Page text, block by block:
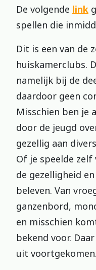
De volgende link
spellen die
Dit is een van de
huiskamerclubs.
namelijk bij de
daardoor geen
Misschien ben je
door de jeugd
gezellig aan
Of je speelde zelf
de gezelligheid
beleven. Van
ganzenbord,
en misschien
bekend voor.
uit voortgekomen.